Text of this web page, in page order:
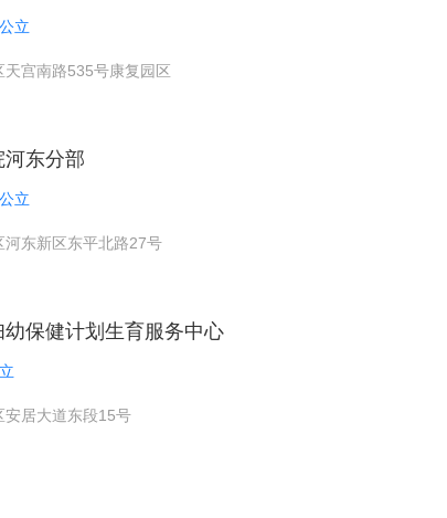
立
天宫南路535号康复园区
东分部
立
河东新区东平北路27号
保健计划生育服务中心
安居大道东段15号